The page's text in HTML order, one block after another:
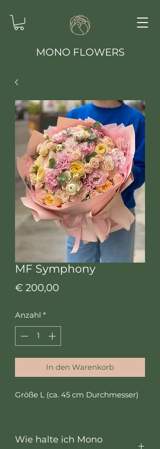
MONO FLOWERS
MF Symphony
€ 200,00Preis
Anzahl *
In den Warenkorb
Größe L (ca. 45 cm Durchmesser)
Wie halte ich Mono